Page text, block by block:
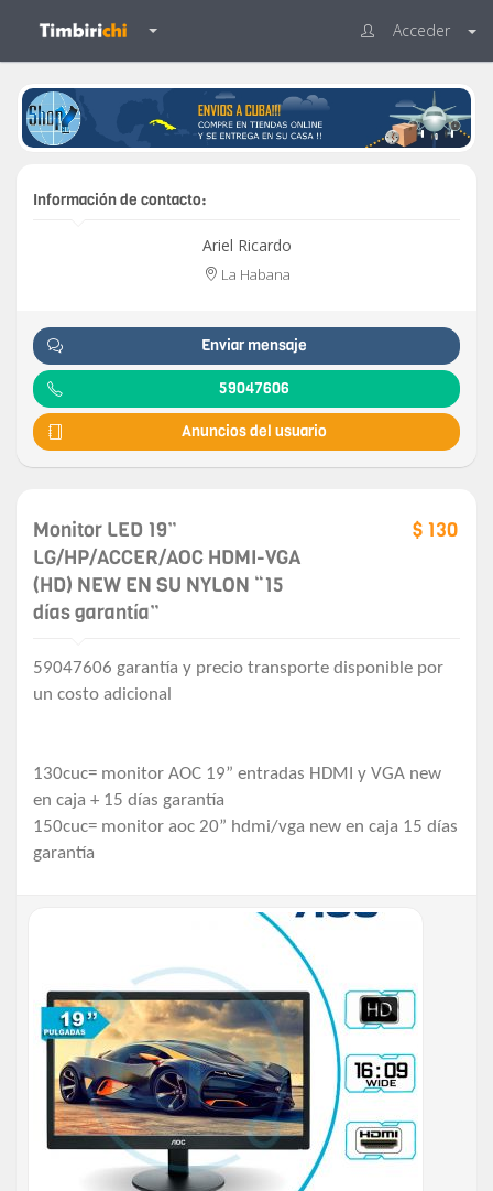
Acceder
Información de contacto:
Ariel Ricardo
La Habana
Enviar mensaje
59047606
Anuncios del usuario
Monitor LED 19”
LG/HP/ACCER/AOC HDMI-VGA
(HD) NEW EN SU NYLON “15
días garantía”
$ 130
59047606 garantía y precio transporte disponible por
un costo adicional
130cuc= monitor AOC 19” entradas HDMI y VGA new
en caja + 15 días garantía
150cuc= monitor aoc 20” hdmi/vga new en caja 15 días
garantía